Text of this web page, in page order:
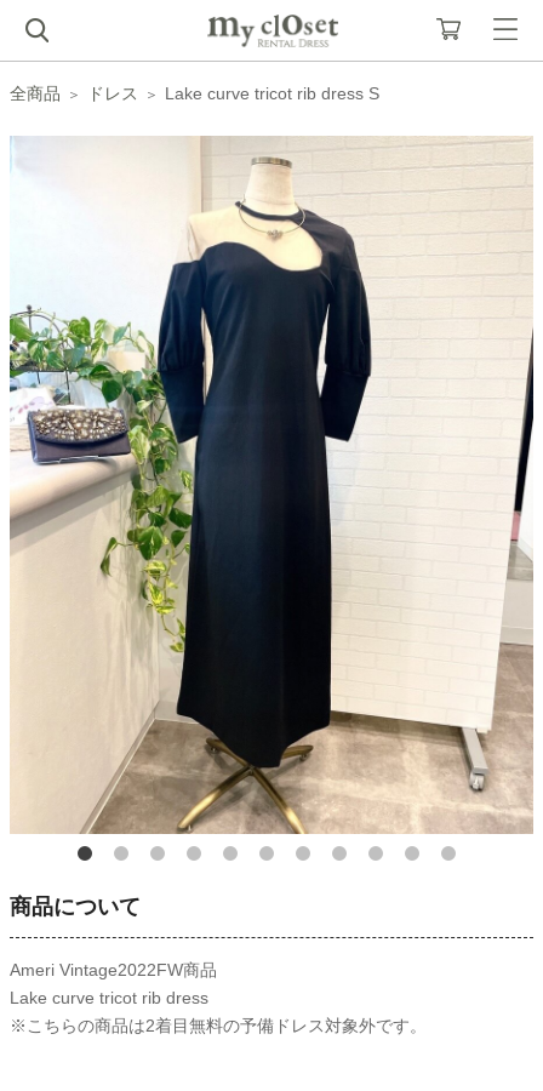
全商品 ドレス Lake curve tricot rib dress S
商品について
Ameri Vintage2022FW商品
Lake curve tricot rib dress
※こちらの商品は2着目無料の予備ドレス対象外です。